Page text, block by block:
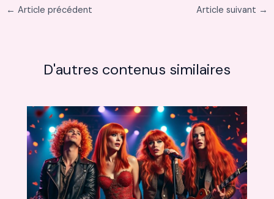
← Article précédent Article suivant →
D'autres contenus similaires